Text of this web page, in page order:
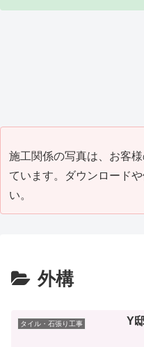
施工関係の写真は、お客
ています。ダウンロード
い。
外構
タイル・石張り工事 Y